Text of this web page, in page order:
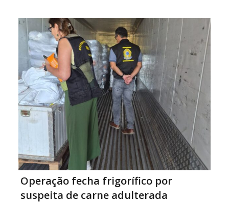
mãe […]
Operação fecha frigorífico por
suspeita de carne adulterada